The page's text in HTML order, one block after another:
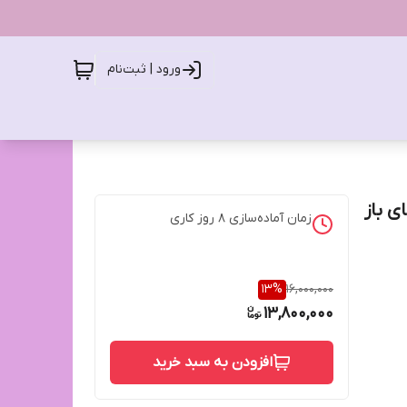
ورود | ثبت‌نام
باز
زمان آماده‌سازی 8 روز کاری
16,000,000
13%
13,800,000
افزودن به سبد خرید